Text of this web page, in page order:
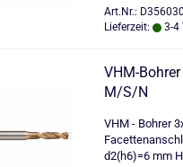
Art.Nr.:
Lieferzeit:
3-4
VHM-
M/S/N
VHM - Bohrer
d2(h6)=6 mm